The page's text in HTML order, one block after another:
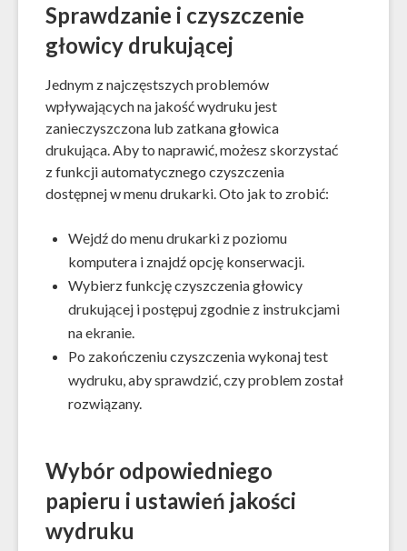
Sprawdzanie i czyszczenie
głowicy drukującej
Jednym z najczęstszych problemów
wpływających na jakość wydruku jest
zanieczyszczona lub zatkana głowica
drukująca. Aby to naprawić, możesz skorzystać
z funkcji automatycznego czyszczenia
dostępnej w menu drukarki. Oto jak to zrobić:
Wejdź do menu drukarki z poziomu
komputera i znajdź opcję konserwacji.
Wybierz funkcję czyszczenia głowicy
drukującej i postępuj zgodnie z instrukcjami
na ekranie.
Po zakończeniu czyszczenia wykonaj test
wydruku, aby sprawdzić, czy problem został
rozwiązany.
Wybór odpowiedniego
papieru i ustawień jakości
wydruku